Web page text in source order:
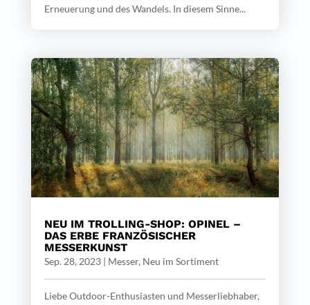
Erneuerung und des Wandels. In diesem Sinne...
NEU IM TROLLING-SHOP: OPINEL –
DAS ERBE FRANZÖSISCHER
MESSERKUNST
Sep. 28, 2023| Messer, Neu im Sortiment
Liebe Outdoor-Enthusiasten und Messerliebhaber,